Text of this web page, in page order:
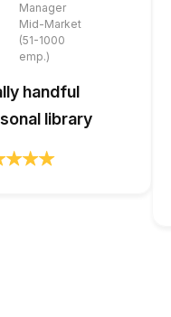
Manager
Mid-Market
(51-1000
emp.)
handful
library